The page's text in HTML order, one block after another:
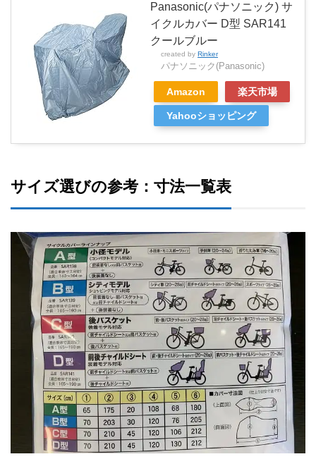
Panasonic(パナソニック) サ
イクルカバー D型 SAR141
クールブルー
created by Rinker
パナソニック(Panasonic)
Amazon 楽天市場
Yahooショッピング
サイズ選びの参考：寸法一覧表